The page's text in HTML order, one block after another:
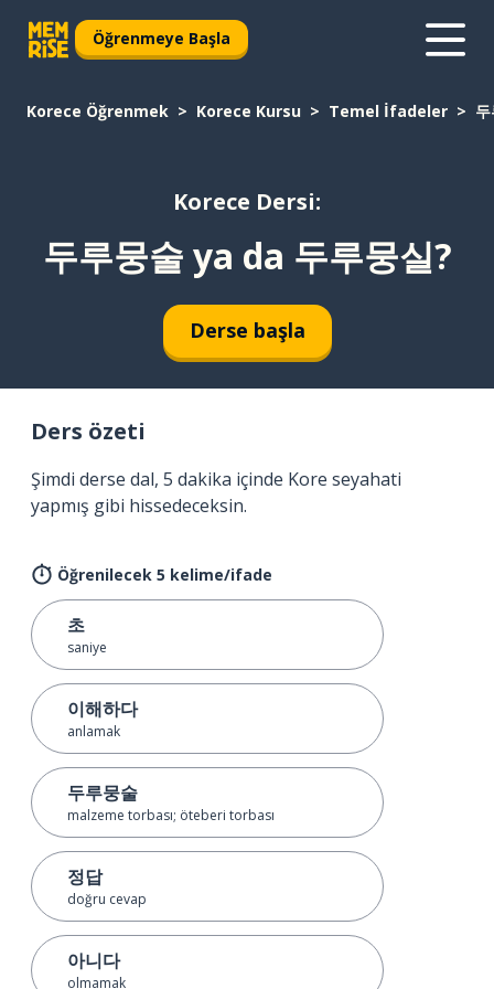
Öğrenmeye Başla
Korece Öğrenmek Korece Kursu Temel İfadeler
Korece Dersi:
두루뭉술 ya da 두루뭉실?
Derse başla
Ders özeti
Şimdi derse dal, 5 dakika içinde Kore seyahati
yapmış gibi hissedeceksin.
Öğrenilecek 5 kelime/ifade
초
saniye
이해하다
anlamak
두루뭉술
malzeme torbası; öteberi torbası
정답
doğru cevap
아니다
olmamak